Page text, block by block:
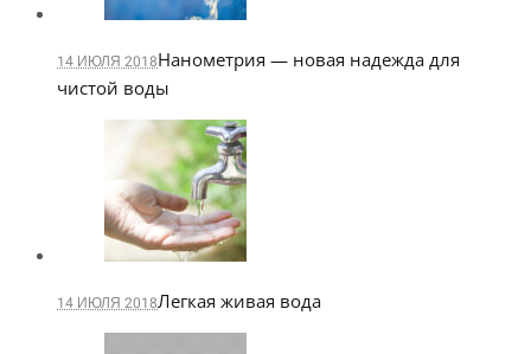
14 ИЮЛЯ 2018Нанометрия — новая надежда для
чистой воды
14 ИЮЛЯ 2018Легкая живая вода